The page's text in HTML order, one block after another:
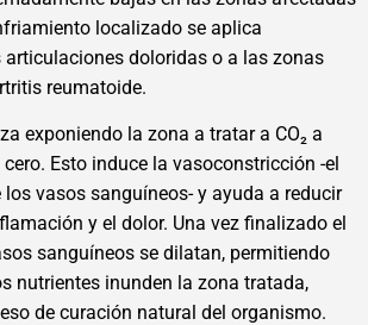
localizado se aplica
doloridas o a las zonas
reumatoide.
exponiendo la zona a tratar a CO₂ a
Esto induce la vasoconstricción -el
vasos sanguíneos- y ayuda a reducir
y el dolor. Una vez finalizado el
sanguíneos se dilatan, permitiendo
nutrientes inunden la zona tratada,
de curación natural del organismo.